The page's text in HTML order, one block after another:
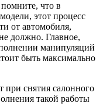
помните, что в
этот процесс
от автомобиля,
должно. Главное,
манипуляций
быть максимально
при снятия салонного
такой работы